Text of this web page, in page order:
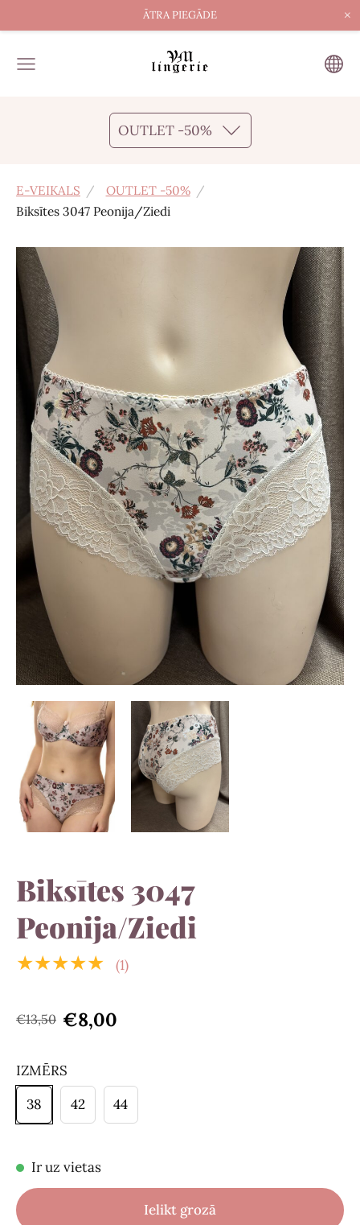
ĀTRA PIEGĀDE ×
OUTLET -50%
E-VEIKALS
OUTLET -50%
Biksītes 3047 Peonija/Ziedi
Biksītes 3047
Peonija/Ziedi
★★★★★ (1)
€13,50 €8,00
IZMĒRS
38
42 44
Ir uz vietas
Ielikt grozā